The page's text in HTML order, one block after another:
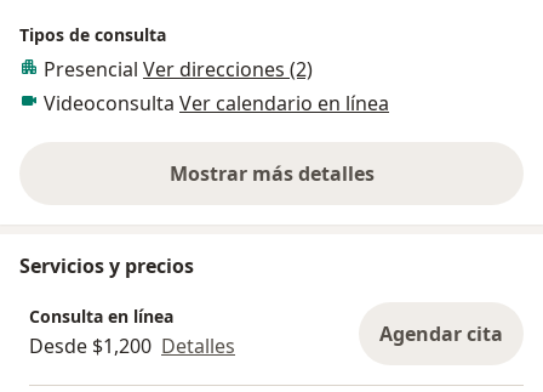
Tipos de consulta
Presencial Ver direcciones (2)
Videoconsulta Ver calendario en línea
Mostrar más detalles
sobre la experiencia
Servicios y precios
Consulta en línea
Desde $1,200 Detalles Agendar cita